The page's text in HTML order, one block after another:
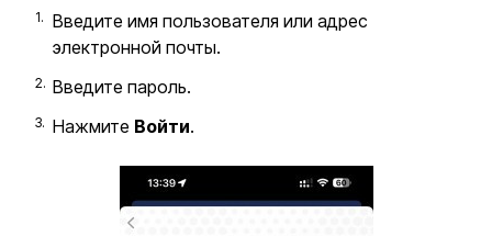
Введите имя пользователя или адрес
электронной почты.
Введите пароль.
Нажмите Войти.